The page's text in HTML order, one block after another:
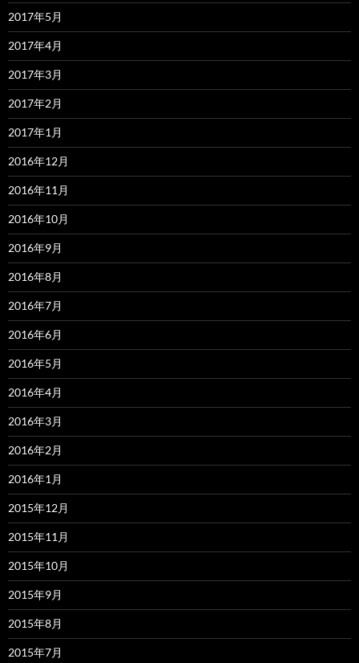
2017年5月
2017年4月
2017年3月
2017年2月
2017年1月
2016年12月
2016年11月
2016年10月
2016年9月
2016年8月
2016年7月
2016年6月
2016年5月
2016年4月
2016年3月
2016年2月
2016年1月
2015年12月
2015年11月
2015年10月
2015年9月
2015年8月
2015年7月